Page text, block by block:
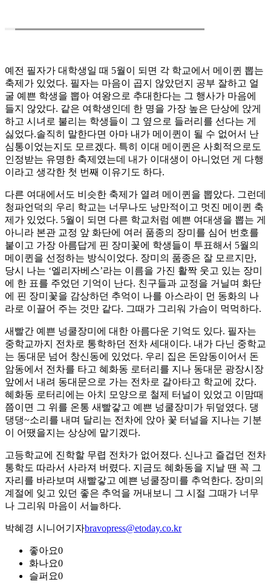
예전 필자가 대학생일 때 5월이 되면 각 학교에서 메이퀸 뽑는
축제가 있었다. 필자는 마음이 곱지 않았던지 공부 잘하고 얼
굴 예쁜 학생을 뽑아 여왕으로 추대한다는 그 행사가 마음에
들지 않았다. 같은 여학생인데 한 명을 가장 높은 단상에 앉게
하고 시녀로 불리는 학생들이 그 옆으로 들러리를 선다는 게
싫었다.솔직히 말한다면 아마 내가 메이퀸이 될 수 없어서 난
심통이었는지도 모르겠다. 특히 이대 메이퀸은 사회적으로도
인정받는 유명한 축제였는데 내가 이대생이 아니었던 게 다행
이라고 생각한 첫 번째 이유기도 하다.
다른 여대에서도 비슷한 축제가 열려 메이퀸을 뽑았다. 그런데
청파언덕의 우리 학교는 너무나도 낭만적이고 멋진 메이퀸 축
제가 있었다. 5월이 되면 다른 학교처럼 예쁜 여대생을 뽑는 게
아니라 본관 교정 앞 화단에 여러 품종의 장미를 심어 번호를
붙이고 가장 아름답게 핀 장미꽃에 학생들이 투표해서 5월의
메이퀸을 선정하는 방식이었다. 장미의 품종은 잘 모르지만,
당시 나는 ‘엘리자베스’라는 이름을 가진 활짝 웃고 있는 장미
에 한 표를 주었던 기억이 난다. 친구들과 교정을 거닐며 화단
에 핀 장미꽃을 감상하던 추억이 나를 아스라이 먼 동화의 나
라로 이끌어 주는 것만 같다. 그때가 그리워 가슴이 먹먹하다.
새빨간 예쁜 넝쿨장미에 대한 아름다운 기억도 있다. 필자는
중학교까지 전차로 통학하던 전차 세대이다. 내가 다닌 중학교
는 동대문 넘어 창신동에 있었다. 우리 집은 돈암동이어서 돈
암동에서 전차를 타고 혜화동 로터리를 지나 동대문 광장시장
앞에서 내려 동대문으로 가는 전차로 갈아타고 학교에 갔다.
혜화동 로터리에는 아치 모양으로 철제 터널이 있었고 이맘때
쯤이면 그 위를 온통 새빨갛고 예쁜 넝쿨장미가 뒤덮였다. 댕
댕댕~소리를 내며 달리는 전차에 앉아 꽃 터널을 지나는 기분
이 어땠을지는 상상에 맡기겠다.
고등학교에 진학할 무렵 전차가 없어졌다. 신나고 즐겁던 전차
통학도 따라서 사라져 버렸다. 지금도 혜화동을 지날 땐 꼭 그
자리를 바라보며 새빨갛고 예쁜 넝쿨장미를 추억한다. 장미의
계절에 잊고 있던 좋은 추억을 꺼내보니 그 시절 그때가 너무
나 그리워 마음이 서늘하다.
박혜경 시니어기자bravopress@etoday.co.kr
좋아요0
화나요0
슬퍼요0